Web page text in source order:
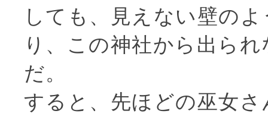
しても、見えない壁の
り、この神社から出ら
だ。
すると、先ほどの巫女